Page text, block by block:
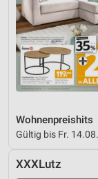
Wohnenpreishits
Gültig bis Fr. 14.08.
XXXLutz